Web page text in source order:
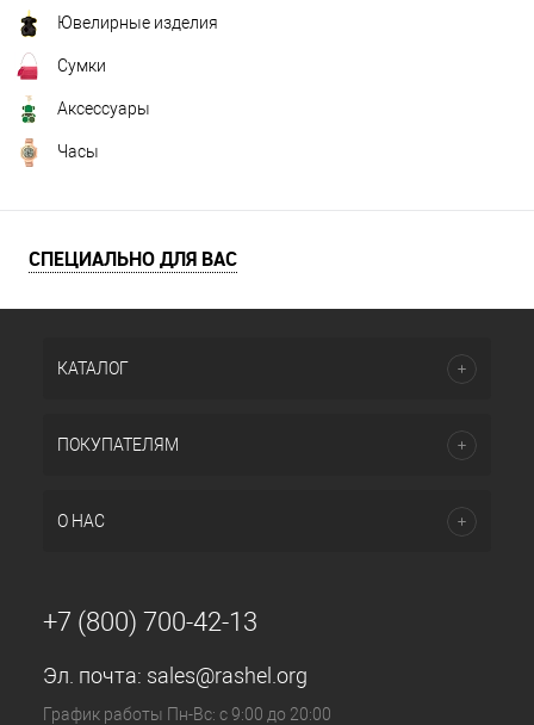
Ювелирные изделия
Сумки
Аксессуары
Часы
СПЕЦИАЛЬНО ДЛЯ ВАС
КАТАЛОГ
ПОКУПАТЕЛЯМ
О НАС
+7 (800) 700-42-13
Эл. почта: sales@rashel.org
График работы Пн-Вс: с 9:00 до 20:00